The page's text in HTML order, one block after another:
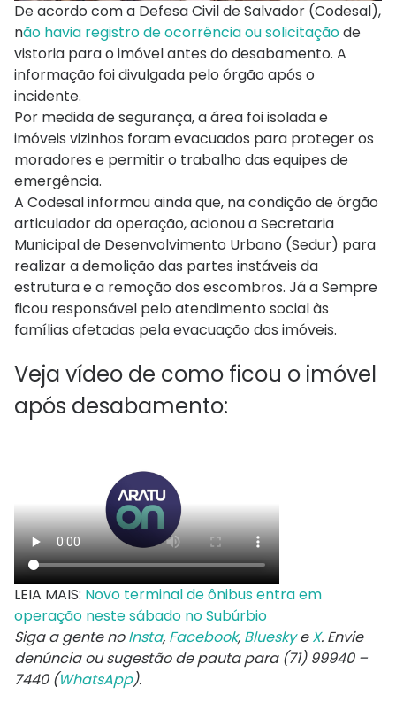
De acordo com a Defesa Civil de Salvador (Codesal),
não havia registro de ocorrência ou solicitaçãode
vistoria para o imóvel antes do desabamento. A
informação foi divulgada pelo órgão após o
incidente.
Por medida de segurança, a área foi isolada e
imóveis vizinhos foram evacuados para proteger os
moradores e permitir o trabalho das equipes de
emergência.
A Codesal informou ainda que, na condição de órgão
articulador da operação, acionou a Secretaria
Municipal de Desenvolvimento Urbano (Sedur) para
realizar a demolição das partes instáveis da
estrutura e a remoção dos escombros. Já a Sempre
ficou responsável pelo atendimento social às
famílias afetadas pela evacuação dos imóveis.
Veja vídeo de como ficou o imóvel
após desabamento:
LEIA MAIS: Novo terminal de ônibus entra em
operação neste sábado no Subúrbio
Siga a gente noInsta, Facebook, BlueskyeX. Envie
denúncia ou sugestão de pauta para (71) 99940 –
7440 (WhatsApp).